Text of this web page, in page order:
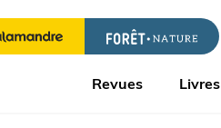
Revues Livres